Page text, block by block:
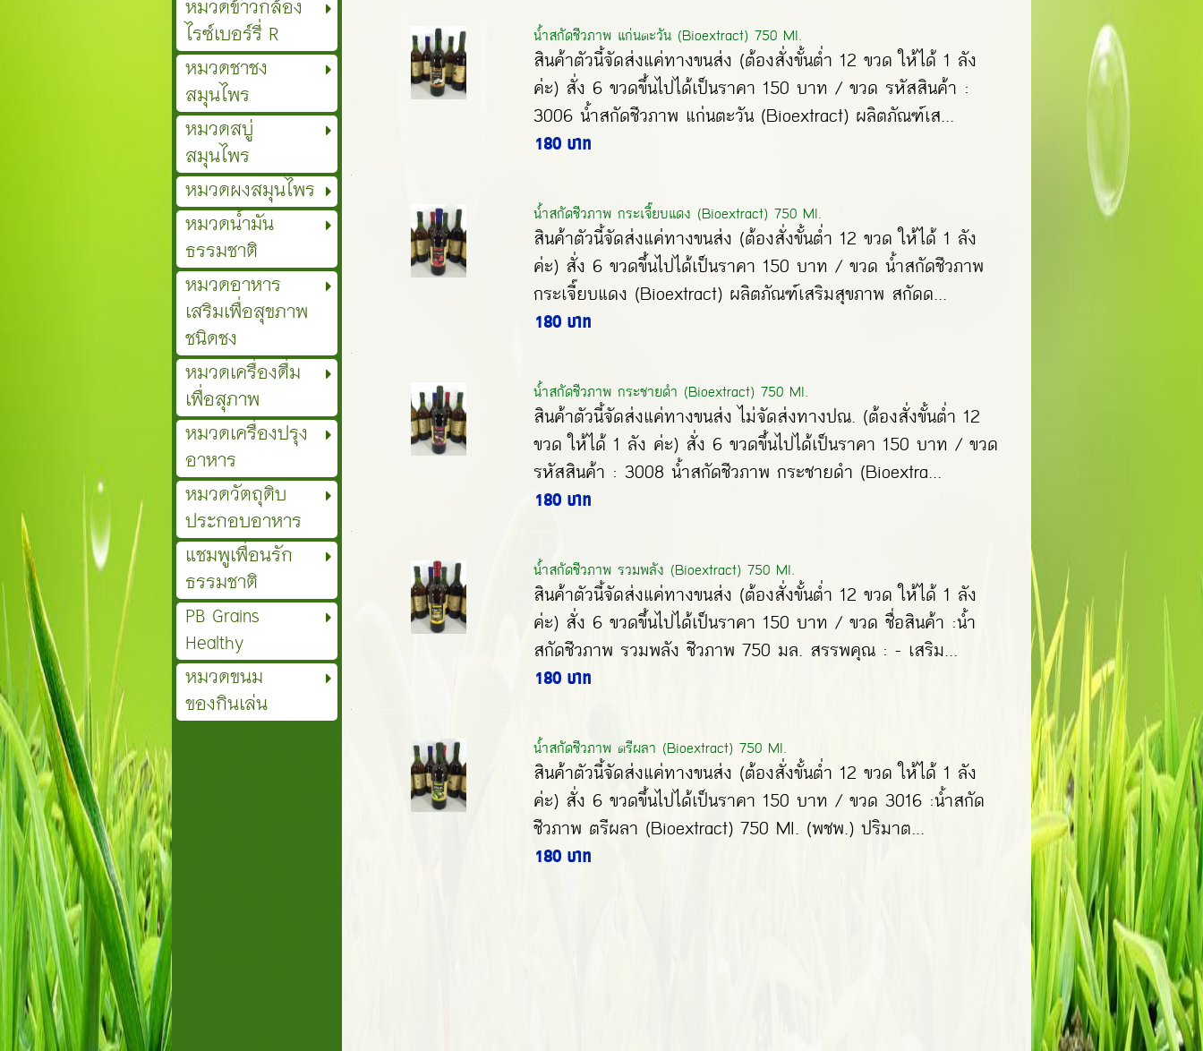
หมวดข้าวกล้อง
ไรซ์เบอร์รี่ R
หมวดชาชง
สมุนไพร
หมวดสบู่
สมุนไพร
หมวดผงสมุนไพร
หมวดน้ำมัน
ธรรมชาติ
หมวดอาหาร
เสริมเพื่อสุขภาพ
ชนิดชง
หมวดเครื่องดื่ม
เพื่อสุภาพ
หมวดเครื่องปรุง
อาหาร
หมวดวัตถุดิบ
ประกอบอาหาร
แชมพูเพื่อนรัก
ธรรมชาติ
PB Grains
Healthy
หมวดขนม
ของกินเล่น
น้ำสกัดชีวภาพ แก่นตะวัน (Bioextract) 750 Ml.
สินค้าตัวนี้จัดส่งแค่ทางขนส่ง (ต้องสั่งขั้นต่ำ 12 ขวด ให้ได้ 1 ลัง
ค่ะ) สั่ง 6 ขวดขึ้นไปได้เป็นราคา 150 บาท / ขวด รหัสสินค้า :
3006 น้ำสกัดชีวภาพ แก่นตะวัน (Bioextract) ผลิตภัณฑ์เส...
180 บาท
น้ำสกัดชีวภาพ กระเจี๊ยบแดง (Bioextract) 750 Ml.
สินค้าตัวนี้จัดส่งแค่ทางขนส่ง (ต้องสั่งขั้นต่ำ 12 ขวด ให้ได้ 1 ลัง
ค่ะ) สั่ง 6 ขวดขึ้นไปได้เป็นราคา 150 บาท / ขวด น้ำสกัดชีวภาพ
กระเจี๊ยบแดง (Bioextract) ผลิตภัณฑ์เสริมสุขภาพ สกัดด...
180 บาท
น้ำสกัดชีวภาพ กระชายดำ (Bioextract) 750 Ml.
สินค้าตัวนี้จัดส่งแค่ทางขนส่ง ไม่จัดส่งทางปณ. (ต้องสั่งขั้นต่ำ 12
ขวด ให้ได้ 1 ลัง ค่ะ) สั่ง 6 ขวดขึ้นไปได้เป็นราคา 150 บาท / ขวด
รหัสสินค้า : 3008 น้ำสกัดชีวภาพ กระชายดำ (Bioextra...
180 บาท
น้ำสกัดชีวภาพ รวมพลัง (Bioextract) 750 Ml.
สินค้าตัวนี้จัดส่งแค่ทางขนส่ง (ต้องสั่งขั้นต่ำ 12 ขวด ให้ได้ 1 ลัง
ค่ะ) สั่ง 6 ขวดขึ้นไปได้เป็นราคา 150 บาท / ขวด ชื่อสินค้า :น้ำ
สกัดชีวภาพ รวมพลัง ชีวภาพ 750 มล. สรรพคุณ : - เสริม...
180 บาท
น้ำสกัดชีวภาพ ตรีผลา (Bioextract) 750 Ml.
สินค้าตัวนี้จัดส่งแค่ทางขนส่ง (ต้องสั่งขั้นต่ำ 12 ขวด ให้ได้ 1 ลัง
ค่ะ) สั่ง 6 ขวดขึ้นไปได้เป็นราคา 150 บาท / ขวด 3016 :น้ำสกัด
ชีวภาพ ตรีผลา (Bioextract) 750 Ml. (พชพ.) ปริมาต...
180 บาท